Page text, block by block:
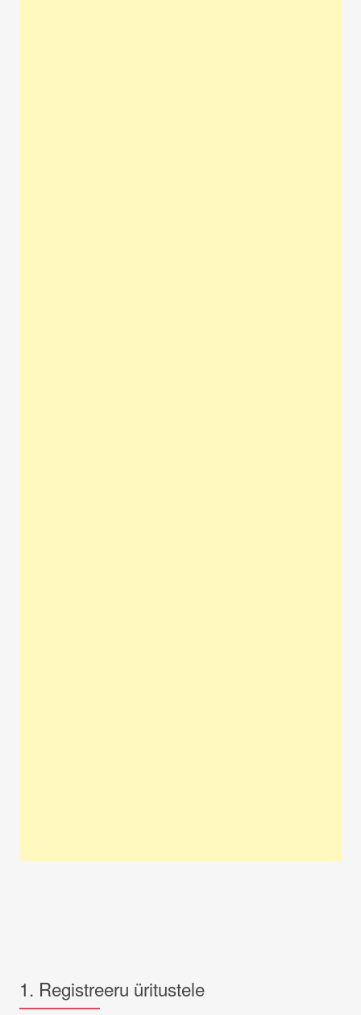
1. Registreeru üritustele